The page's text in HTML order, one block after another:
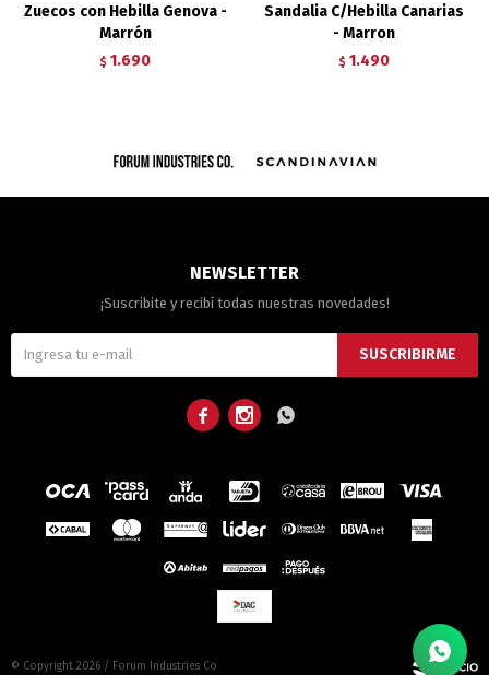
Zuecos con Hebilla Genova -
Marrón
$ 1.690
Sandalia C/Hebilla Canarias
- Marron
$ 1.490
NEWSLETTER
¡Suscribite y recibí todas nuestras novedades!
SUSCRIBIRME
  
© Copyright 2026 / Forum Industries Co